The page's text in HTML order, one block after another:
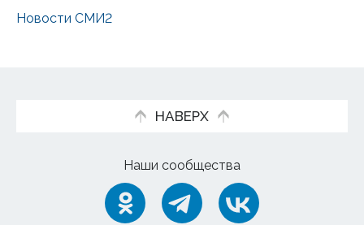
Новости СМИ2
НАВЕРХ
Наши сообщества